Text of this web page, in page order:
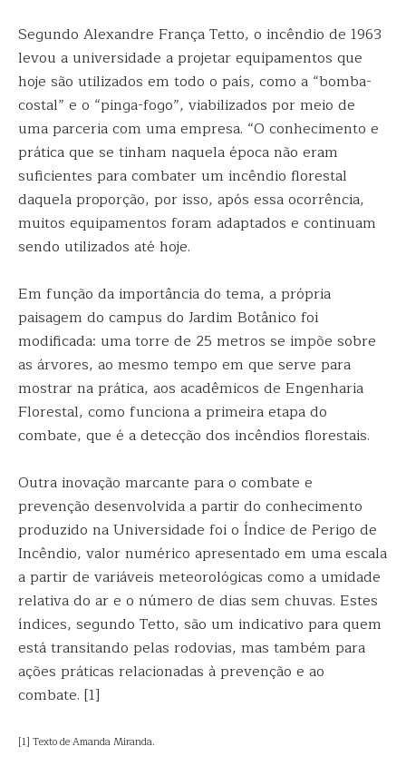
Segundo Alexandre França Tetto, o incêndio de 1963
levou a universidade a projetar equipamentos que
hoje são utilizados em todo o país, como a “bomba-
costal” e o “pinga-fogo”, viabilizados por meio de
uma parceria com uma empresa. “O conhecimento e
prática que se tinham naquela época não eram
suficientes para combater um incêndio florestal
daquela proporção, por isso, após essa ocorrência,
muitos equipamentos foram adaptados e continuam
sendo utilizados até hoje.
Em função da importância do tema, a própria
paisagem do campus do Jardim Botânico foi
modificada: uma torre de 25 metros se impõe sobre
as árvores, ao mesmo tempo em que serve para
mostrar na prática, aos acadêmicos de Engenharia
Florestal, como funciona a primeira etapa do
combate, que é a detecção dos incêndios florestais.
Outra inovação marcante para o combate e
prevenção desenvolvida a partir do conhecimento
produzido na Universidade foi o Índice de Perigo de
Incêndio, valor numérico apresentado em uma escala
a partir de variáveis meteorológicas como a umidade
relativa do ar e o número de dias sem chuvas. Estes
índices, segundo Tetto, são um indicativo para quem
está transitando pelas rodovias, mas também para
ações práticas relacionadas à prevenção e ao
combate. [1]
[1] Texto de Amanda Miranda.